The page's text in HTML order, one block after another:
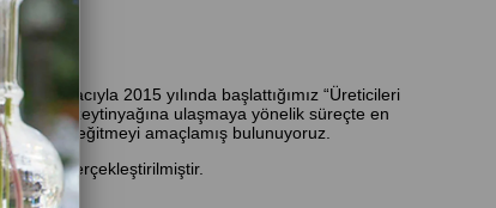
amacıyla 2015 yılında başlattığımız “Üreticileri
kaliteli zeytinyağına ulaşmaya yönelik süreçte en
ve eğitmeyi amaçlamış bulunuyoruz.
gerçekleştirilmiştir.